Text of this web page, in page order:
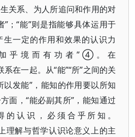
关系、为人所追问和作用的对
”；“能”则是指能够具体运用于
一定的作用和效果的认识力
乎境而有功者”④。在
系在一起。从“能”“所”之间的关
以发能”，能知的作用要以所知
面，“能必副其所”，能知通过
认识，必须合乎所知。
理解与哲学认识论意义上的主